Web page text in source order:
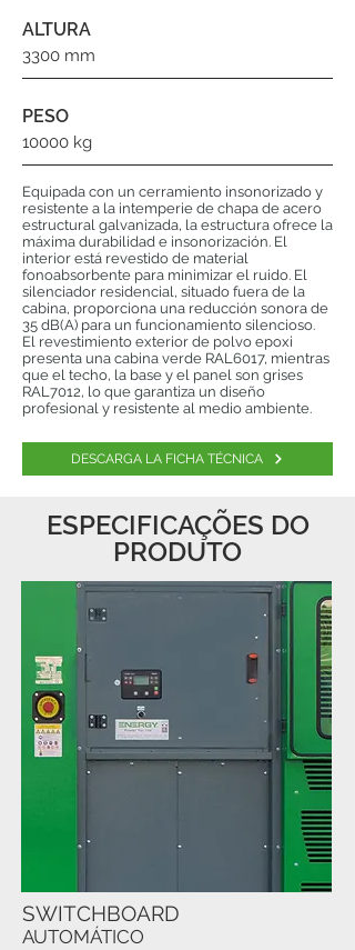
ALTURA
3300 mm
PESO
10000 kg
Equipada con un cerramiento insonorizado y
resistente a la intemperie de chapa de acero
estructural galvanizada, la estructura ofrece la
máxima durabilidad e insonorización. El
interior está revestido de material
fonoabsorbente para minimizar el ruido. El
silenciador residencial, situado fuera de la
cabina, proporciona una reducción sonora de
35 dB(A) para un funcionamiento silencioso.
El revestimiento exterior de polvo epoxi
presenta una cabina verde RAL6017, mientras
que el techo, la base y el panel son grises
RAL7012, lo que garantiza un diseño
profesional y resistente al medio ambiente.
DESCARGA LA FICHA TÉCNICA
ESPECIFICAÇÕES DO
PRODUTO
SWITCHBOARD
AUTOMÁTICO